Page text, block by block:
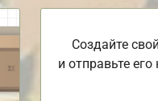
Создайте
и отправьте